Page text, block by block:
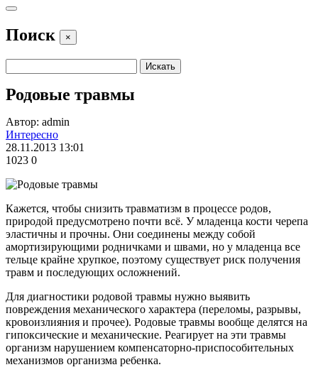
Поиск ×
Родовые травмы
Автор: admin
Интересно
28.11.2013 13:01
1023 0
Кажется, чтобы снизить травматизм в процессе родов,
природой предусмотрено почти всё. У младенца кости черепа
эластичны и прочны. Они соединены между собой
амортизирующими родничками и швами, но у младенца все
тельце крайне хрупкое, поэтому существует риск получения
травм и последующих осложнений.
Для диагностики родовой травмы нужно выявить
повреждения механического характера (переломы, разрывы,
кровоизлияния и прочее). Родовые травмы вообще делятся на
гипоксические и механические. Реагирует на эти травмы
организм нарушением компенсаторно-приспособительных
механизмов организма ребенка.